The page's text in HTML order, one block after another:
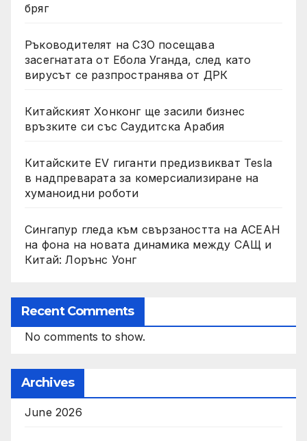
бряг
Ръководителят на СЗО посещава
засегнатата от Ебола Уганда, след като
вирусът се разпространява от ДРК
Китайският Хонконг ще засили бизнес
връзките си със Саудитска Арабия
Китайските EV гиганти предизвикват Tesla
в надпреварата за комерсиализиране на
хуманоидни роботи
Сингапур гледа към свързаността на АСЕАН
на фона на новата динамика между САЩ и
Китай: Лорънс Уонг
Recent Comments
No comments to show.
Archives
June 2026